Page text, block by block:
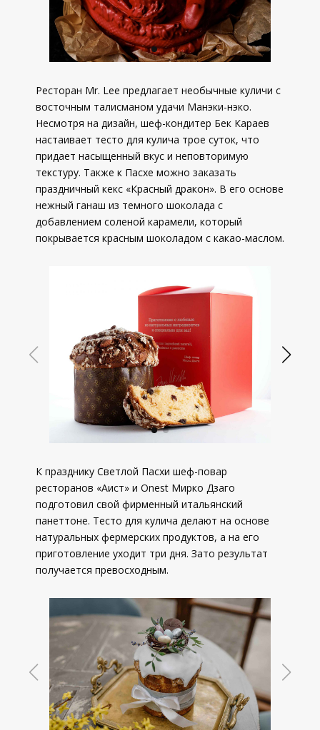
Ресторан Mr. Lee предлагает необычные куличи с
восточным талисманом удачи Манэки-нэко.
Несмотря на дизайн, шеф-кондитер Бек Караев
настаивает тесто для кулича трое суток, что
придает насыщенный вкус и неповторимую
текстуру. Также к Пасхе можно заказать
праздничный кекс «Красный дракон». В его основе
нежный ганаш из темного шоколада с
добавлением соленой карамели, который
покрывается красным шоколадом с какао-маслом.
К празднику Светлой Пасхи шеф-повар
ресторанов «Аист» и Onest Мирко Дзаго
подготовил свой фирменный итальянский
панеттоне. Тесто для кулича делают на основе
натуральных фермерских продуктов, а на его
приготовление уходит три дня. Зато результат
получается превосходным.